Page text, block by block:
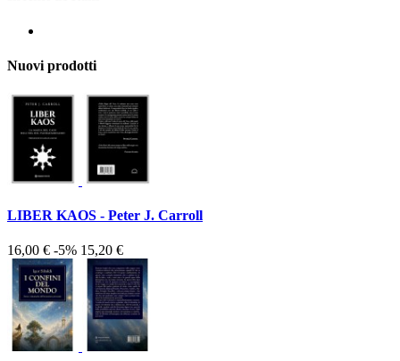
Nuovi prodotti
LIBER KAOS - Peter J. Carroll
16,00 € -5% 15,20 €